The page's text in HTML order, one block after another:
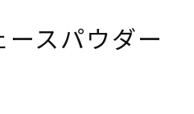
ースパウダー